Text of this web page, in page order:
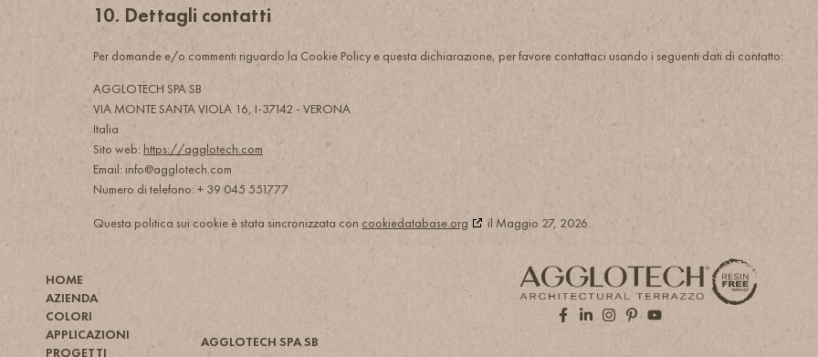
10. Dettagli contatti
Per domande e/o commenti riguardo la Cookie Policy e questa dichiarazione, per favore contattaci usando i seguenti dati di contatto:
AGGLOTECH SPA SB
VIA MONTE SANTA VIOLA 16, I-37142 - VERONA
Italia
Sito web: https://agglotech.com
Email: info@agglotech.com
Numero di telefono: + 39 045 551777
Questa politica sui cookie è stata sincronizzata con cookiedatabase.org il Maggio 27, 2026.
HOME
AZIENDA
COLORI
APPLICAZIONI
PROGETTI
AGGLOTECH SPA SB